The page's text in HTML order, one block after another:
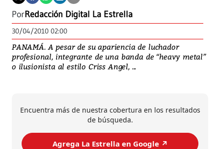
PorRedacción Digital La Estrella
30/04/2010 02:00
PANAMÁ. A pesar de su apariencia de luchador
profesional, integrante de una banda de “heavy metal”
o ilusionista al estilo Criss Angel, ...
Encuentra más de nuestra cobertura en los resultados
de búsqueda.
Agrega La Estrella en Google ↗️